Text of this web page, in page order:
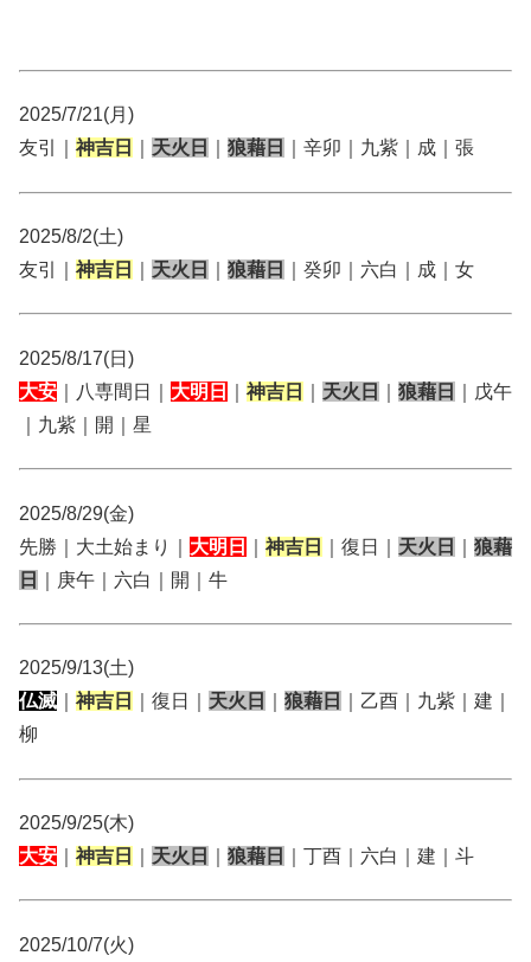
2025/7/21(月)
友引｜ 神吉日 天火日 狼藉日 ｜辛卯｜九紫｜成｜張
2025/8/2(土)
友引｜ 神吉日 天火日 狼藉日 ｜癸卯｜六白｜成｜女
2025/8/17(日)
大安 ｜八専間日｜ 大明日 神吉日 天火日 狼藉日
｜戊午
｜九紫｜開｜星
2025/8/29(金)
先勝｜大土始まり｜ 大明日 神吉日 ｜復日｜ 天火日
狼藉
日
｜庚午｜六白｜開｜牛
2025/9/13(土)
仏滅
神吉日 ｜復日｜ 天火日 狼藉日
｜乙酉｜九紫｜建｜
柳
2025/9/25(木)
大安
神吉日 天火日 狼藉日 ｜丁酉｜六白｜建｜斗
2025/10/7(火)